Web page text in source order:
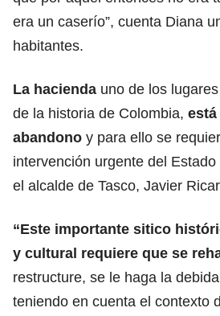
era un caserío”, cuenta Diana
habitantes.
La hacienda uno de los
de la historia de Colombia,
abandono y para ello se
intervención urgente del
el alcalde de Tasco, Javier
“Este importante sitico
y cultural requiere que se
restructure, se le haga la
teniendo en cuenta el contexto